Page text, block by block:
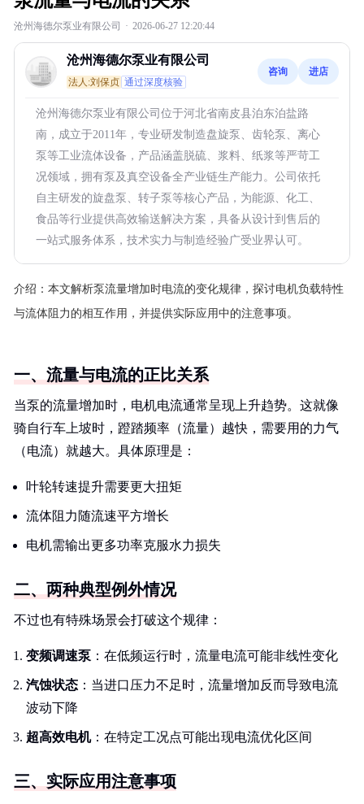
沧州海德尔泵业有限公司 · 2026-06-27 12:20:44
沧州海德尔泵业有限公司
法人:刘保贞 通过深度核验
咨询 进店
沧州海德尔泵业有限公司位于河北省南皮县泊东泊盐路
南，成立于2011年，专业研发制造盘旋泵、齿轮泵、离心
泵等工业流体设备，产品涵盖脱硫、浆料、纸浆等严苛工
况领域，拥有泵及真空设备全产业链生产能力。公司依托
自主研发的旋盘泵、转子泵等核心产品，为能源、化工、
食品等行业提供高效输送解决方案，具备从设计到售后的
一站式服务体系，技术实力与制造经验广受业界认可。
介绍： 本文解析泵流量增加时电流的变化规律，探讨电机负载特性
与流体阻力的相互作用，并提供实际应用中的注意事项。
一、流量与电流的正比关系
当泵的流量增加时，电机电流通常呈现上升趋势。这就像
骑自行车上坡时，蹬踏频率（流量）越快，需要用的力气
（电流）就越大。具体原理是：
叶轮转速提升需要更大扭矩
流体阻力随流速平方增长
电机需输出更多功率克服水力损失
二、两种典型例外情况
不过也有特殊场景会打破这个规律：
变频调速泵 ：在低频运行时，流量电流可能非线性变化
汽蚀状态 ：当进口压力不足时，流量增加反而导致电流
波动下降
超高效电机：在特定工况点可能出现电流优化区间
三、实际应用注意事项